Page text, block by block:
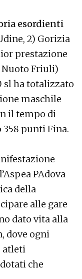
esordienti
2) Gorizia
prestazione
Friuli)
sl ha totalizzato
maschile
il tempo di
358 punti Fina.
PAdova
della
alle gare
dato vita alla
dove ogni
atleti
che